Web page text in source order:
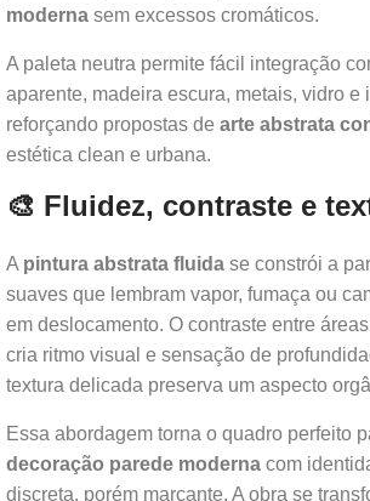
moderna sem excessos cromáticos.
A paleta neutra permite fácil integração
aparente, madeira escura, metais, vidro e
reforçando propostas de arte abstrata
estética clean e urbana.
🎨 Fluidez, contraste e
A pintura abstrata fluida se constrói a
suaves que lembram vapor, fumaça ou
em deslocamento. O contraste entre
cria ritmo visual e sensação de
textura delicada preserva um aspecto
Essa abordagem torna o quadro perfeito
decoração parede moderna com
discreta, porém marcante. A obra se